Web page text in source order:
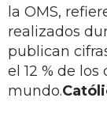
la OMS,
realizados
publican
el 12 % de
mundo.